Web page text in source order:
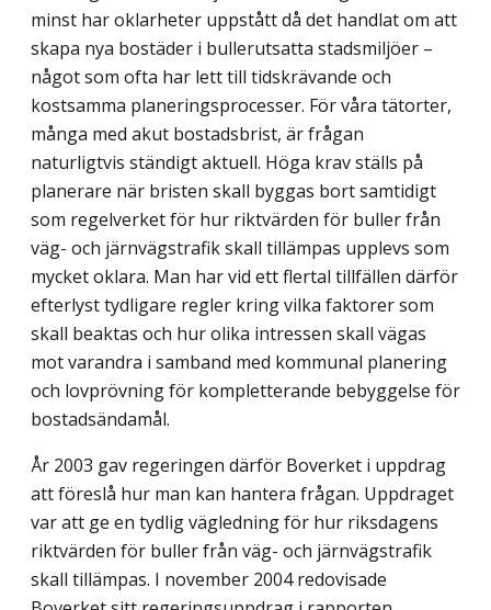
minst har oklarheter uppstått då det handlat om att
skapa nya bostäder i bullerutsatta stadsmiljöer –
något som ofta har lett till tidskrävande och
kostsamma planeringsprocesser. För våra tätorter,
många med akut bostadsbrist, är frågan
naturligtvis ständigt aktuell. Höga krav ställs på
planerare när bristen skall byggas bort samtidigt
som regelverket för hur riktvärden för buller från
väg- och järnvägstrafik skall tillämpas upplevs som
mycket oklara. Man har vid ett flertal tillfällen därför
efterlyst tydligare regler kring vilka faktorer som
skall beaktas och hur olika intressen skall vägas
mot varandra i samband med kommunal planering
och lovprövning för kompletterande bebyggelse för
bostadsändamål.
År 2003 gav regeringen därför Boverket i uppdrag
att föreslå hur man kan hantera frågan. Uppdraget
var att ge en tydlig vägledning för hur riksdagens
riktvärden för buller från väg- och järnvägstrafik
skall tillämpas. I november 2004 redovisade